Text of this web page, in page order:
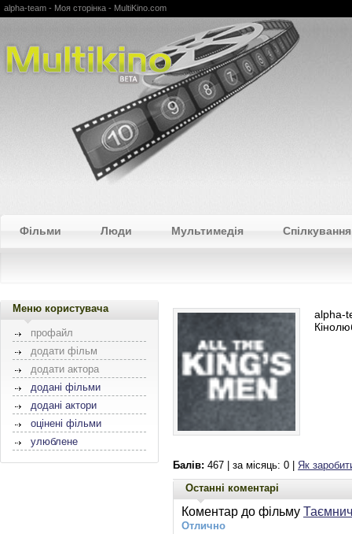
Multikino
alpha-team - Моя сторінка - MultiKino.com
Фільми Люди Мультимедія Спілкування
Меню користувача
профайл
додати фільм
додати актора
додані фільми
додані актори
оцінені фільми
улюблене
alpha-
Балів: 467 | за місяць: 0 | Як
Останні коментарі
Коментар до фільму
Отлично